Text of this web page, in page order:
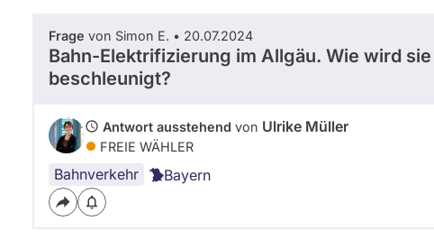
Frage von Simon E. • 20.07.2024
Bahn-Elektrifizierung im Allgäu. Wie wird
beschleunigt?
Antwort ausstehend von Ulrike Müller
FREIE WÄHLER
Bahnverkehr Bayern